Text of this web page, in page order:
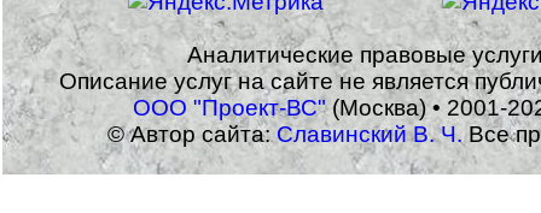
Аналитические правовые
Описание услуг на сайте не является
ООО "Проект-ВС"(Москва) • 2001-
© Автор сайта:Славинский В. Ч.Все